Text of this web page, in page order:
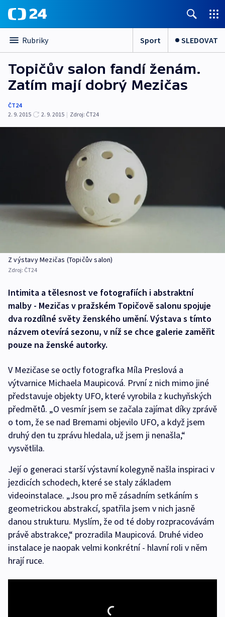
Rubriky Sport SLEDOVAT
Topičův salon fandí ženám.
Zatím mají dobrý Mezičas
ČT24
2. 9. 2015
2. 9. 2015 | Zdroj: ČT24
Z výstavy Mezičas (Topičův salon)
Zdroj: ČT24
Intimita a tělesnost ve fotografiích i abstraktní
malby - Mezičas v pražském Topičově salonu spojuje
dva rozdílné světy ženského umění. Výstava s tímto
názvem otevírá sezonu, v níž se chce galerie zaměřit
pouze na ženské autorky.
V Mezičase se octly fotografka Míla Preslová a
výtvarnice Michaela Maupicová. První z nich mimo jiné
představuje objekty UFO, které vyrobila z kuchyňských
předmětů. „O vesmír jsem se začala zajímat díky zprávě
o tom, že se nad Bremami objevilo UFO, a když jsem
druhý den tu zprávu hledala, už jsem ji nenašla,“
vysvětlila.
Její o generaci starší výstavní kolegyně našla inspiraci v
jezdicích schodech, které se staly základem
videoinstalace. „Jsou pro mě zásadním setkáním s
geometrickou abstrakcí, spatřila jsem v nich jasně
danou strukturu. Myslím, že od té doby rozpracovávám
právě abstrakce,“ prozradila Maupicová. Druhé video
instalace je naopak velmi konkrétní - hlavní roli v něm
hrají ruce.